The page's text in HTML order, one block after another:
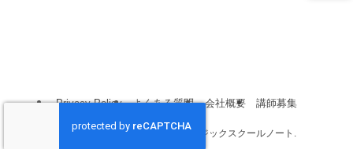
Privacy Policy よくある質問 会社概要 講師募集
吹田・江坂の音楽教室｜ミュージックスクールノート.